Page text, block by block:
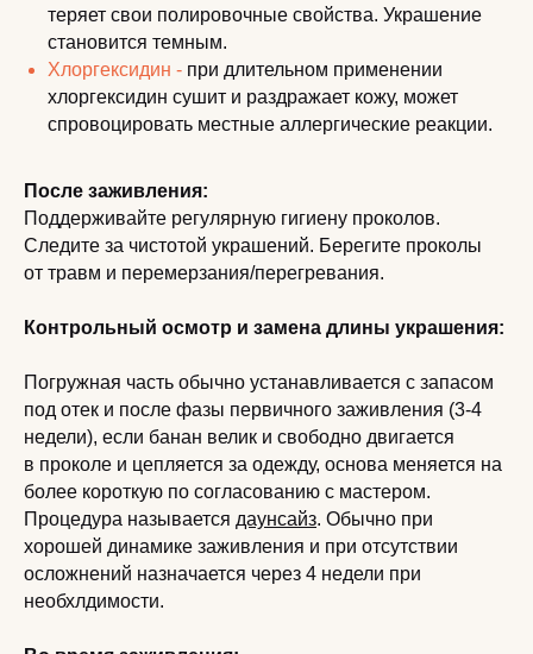
теряет свои полировочные свойства. Украшение
становится темным.
Хлоргексидин - при длительном применении
хлоргексидин сушит и раздражает кожу, может
спровоцировать местные аллергические реакции.
После заживления:
Поддерживайте регулярную гигиену проколов.
Следите за чистотой украшений. Берегите проколы
от травм и перемерзания/перегревания.
Контрольный осмотр и замена длины украшения:
Погружная часть обычно устанавливается с запасом
под отек и после фазы первичного заживления (3-4
недели), если банан велик и свободно двигается
в проколе и цепляется за одежду, основа меняется на
более короткую по согласованию с мастером.
Процедура называется даунсайз. Обычно при
хорошей динамике заживления и при отсутствии
осложнений назначается через 4 недели при
необхлдимости.